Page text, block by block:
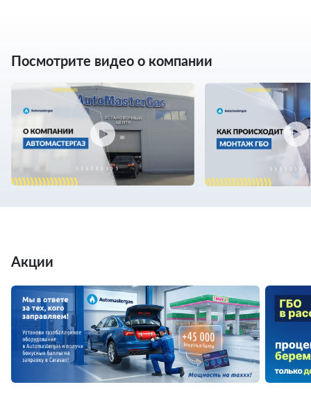
Посмотрите видео о компании
Акции